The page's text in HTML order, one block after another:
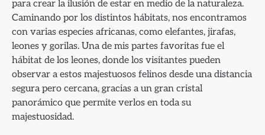
para crear la ilusión de estar en medio de la naturaleza.
Caminando por los distintos hábitats, nos encontramos
con varias especies africanas, como elefantes, jirafas,
leones y gorilas. Una de mis partes favoritas fue el
hábitat de los leones, donde los visitantes pueden
observar a estos majestuosos felinos desde una distancia
segura pero cercana, gracias a un gran cristal
panorámico que permite verlos en toda su
majestuosidad.